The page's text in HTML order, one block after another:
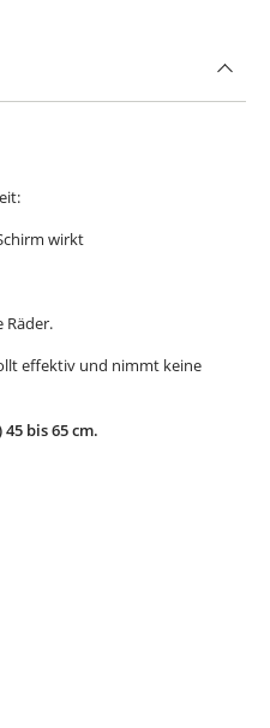
wirkt
Räder.
effektiv und nimmt keine
bis 65 cm.